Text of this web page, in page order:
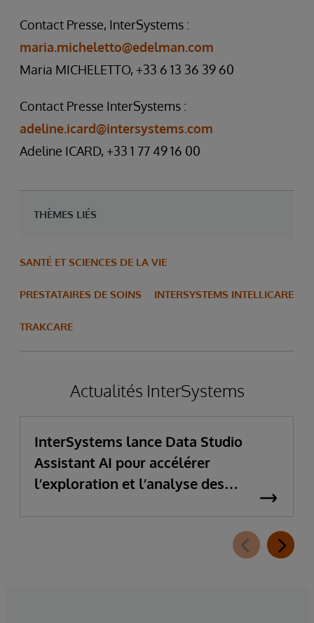
Contact Presse, InterSystems :
maria.micheletto@edelman.com
Maria MICHELETTO, +33 6 13 36 39 60
Contact Presse InterSystems :
adeline.icard@intersystems.com
Adeline ICARD, +33 1 77 49 16 00
THÈMES LIÉS
SANTÉ ET SCIENCES DE LA VIE
PRESTATAIRES DE SOINS INTERSYSTEMS INTELLICARE
TRAKCARE
Actualités InterSystems
InterSystems lance Data Studio
Assistant AI pour accélérer
l’exploration et l’analyse des